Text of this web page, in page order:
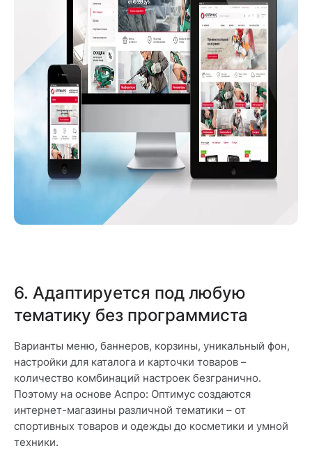
6. Адаптируется под любую
тематику без программиста
Варианты меню, баннеров, корзины, уникальный фон,
настройки для каталога и карточки товаров –
количество комбинаций настроек безгранично.
Поэтому на основе Аспро: Оптимус создаются
интернет-магазины различной тематики – от
спортивных товаров и одежды до косметики и умной
техники.